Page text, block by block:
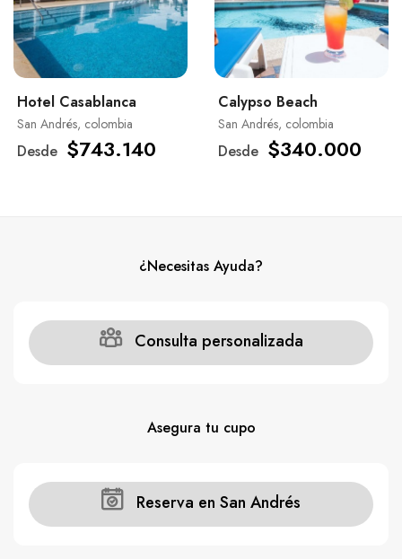
Hotel Casablanca
San Andrés, colombia
Desde $743.140
Calypso Beach
San Andrés, colombia
Desde $340.000
¿Necesitas Ayuda?
Consulta personalizada
Asegura tu cupo
Reserva en San Andrés